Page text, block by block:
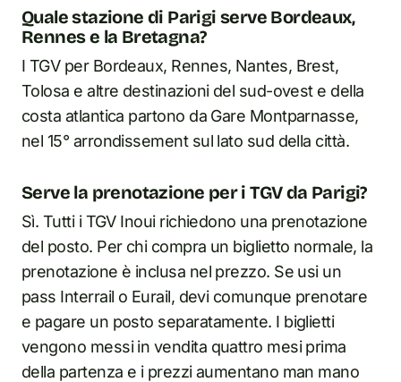
Quale stazione di Parigi serve Bordeaux,
Rennes e la Bretagna?
I TGV per Bordeaux, Rennes, Nantes, Brest,
Tolosa e altre destinazioni del sud-ovest e della
costa atlantica partono da Gare Montparnasse,
nel 15° arrondissement sul lato sud della città.
Serve la prenotazione per i TGV da Parigi?
Sì. Tutti i TGV Inoui richiedono una prenotazione
del posto. Per chi compra un biglietto normale, la
prenotazione è inclusa nel prezzo. Se usi un
pass Interrail o Eurail, devi comunque prenotare
e pagare un posto separatamente. I biglietti
vengono messi in vendita quattro mesi prima
della partenza e i prezzi aumentano man mano